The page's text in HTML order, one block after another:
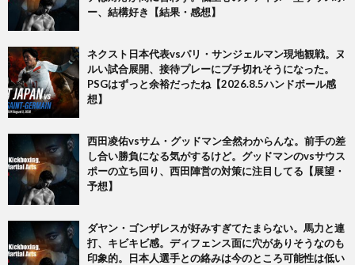
ー、結構好き【結果・感想】
ネクスト日本代表vsパリ・サンジェルマン現地観戦。ヌ
ルい試合展開、接待プレーにブチ切れそうになった。
PSGはずっと余裕だったね【2026.8.5ハンドボール感
想】
西田凌佑vsサム・グッドマン全然わからんな。前手の差
し合い勝負になる気がするけど。グッドマンのvsサウス
ポーの立ち回り、西田陣営の対策に注目してる【展望・
予想】
ダヤン・ゴンザレスが好みすぎてたまらない。馬力と連
打、キビキビ感。ディフェンス面に穴がありそうなのも
印象的。日本人選手との絡みは今のところ可能性は低い